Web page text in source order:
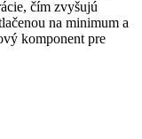
čím zvyšujú
na minimum a
komponent pre